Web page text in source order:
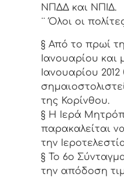
ΝΠΔΔ και ΝΠΙΔ.
¨ Όλοι οι
§ Από το πρωί
Ιανουαρίου και
Ιανουαρίου
της Κορίνθου.
§ Η Ιερά
παρακαλείται
την
§ Το 6ο
την απόδοση